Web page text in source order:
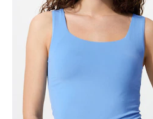
ビジネスと働き方のヒント
AI活用のいまが分かる
企業ITのトレンドを詳説
経営リーダーのコミュニティ
マーケ×ITの今がよく分かる